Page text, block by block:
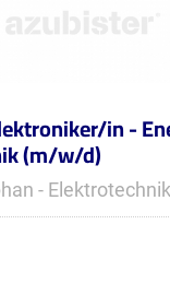
in -
(m/w/d)
- Elektrotechnik